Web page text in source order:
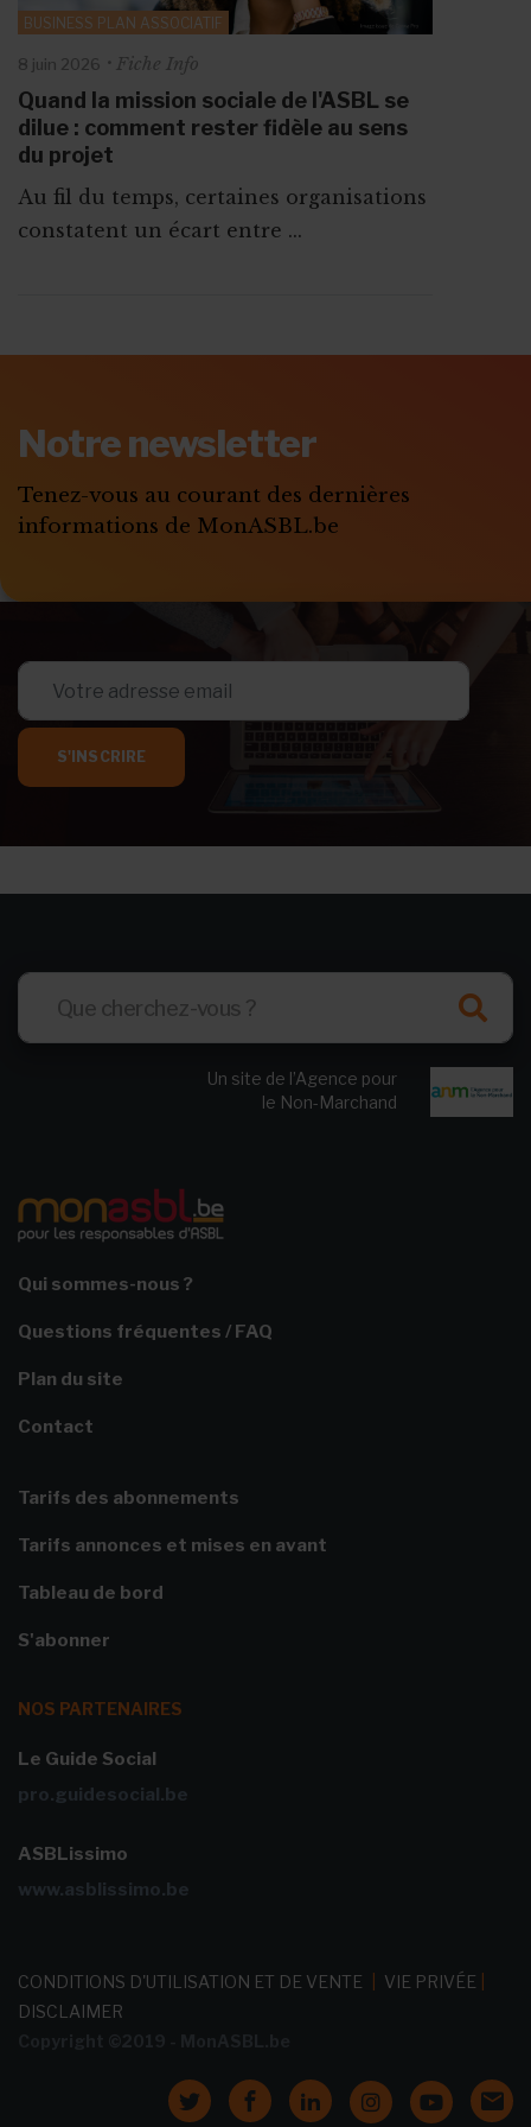
BUSINESS PLAN ASSOCIATIF
8 juin 2026 Fiche Info
Quand la mission sociale de l'ASBL se
dilue : comment rester fidèle au sens
du projet
Au fil du temps, certaines organisations
constatent un écart entre ...
S'ABONNER
Notre newsletter
Tenez-vous au courant des dernières
informations de MonASBL.be
S'INSCRIRE
Un site de l’Agence pour
le Non-Marchand
Qui sommes-nous ?
Questions fréquentes / FAQ
Plan du site
Contact
Tarifs des abonnements
Tarifs annonces et mises en avant
Tableau de bord
S'abonner
NOS PARTENAIRES
Le Guide Social
pro.guidesocial.be
ASBLissimo
www.asblissimo.be
CONDITIONS D'UTILISATION ET DE VENTE VIE PRIVÉE
DISCLAIMER